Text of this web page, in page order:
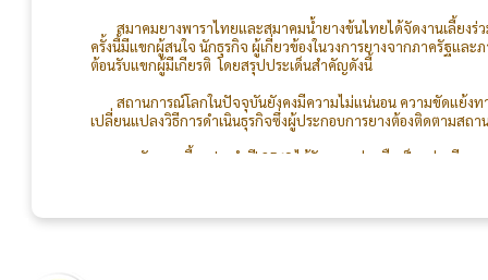
สมาคมยางพาราไทยและสมาคมน้ำยางข้นไทยได้จัดงานเลี้ยง
ครั้งนี้มีแขกผู้สนใจ นักธุรกิจ ผู้เกี่ยวข้องในวงการยางจากภาครัฐแ
ต้อนรับแขกผู้มีเกียรติ โดยสรุปประเด็นสำคัญดังนี้
สถานการณ์โลกในปัจจุบันยังคงมีความไม่แน่นอน ความขัดแย้ง
เปลี่ยนแปลงวิธีการดำเนินธุรกิจซึ่งผู้ประกอบการยางต้องติดตาม
การจัดงานเลี้ยงประจำปี 2569 ได้รับความร่วมมือเป็นอย่างดีจ